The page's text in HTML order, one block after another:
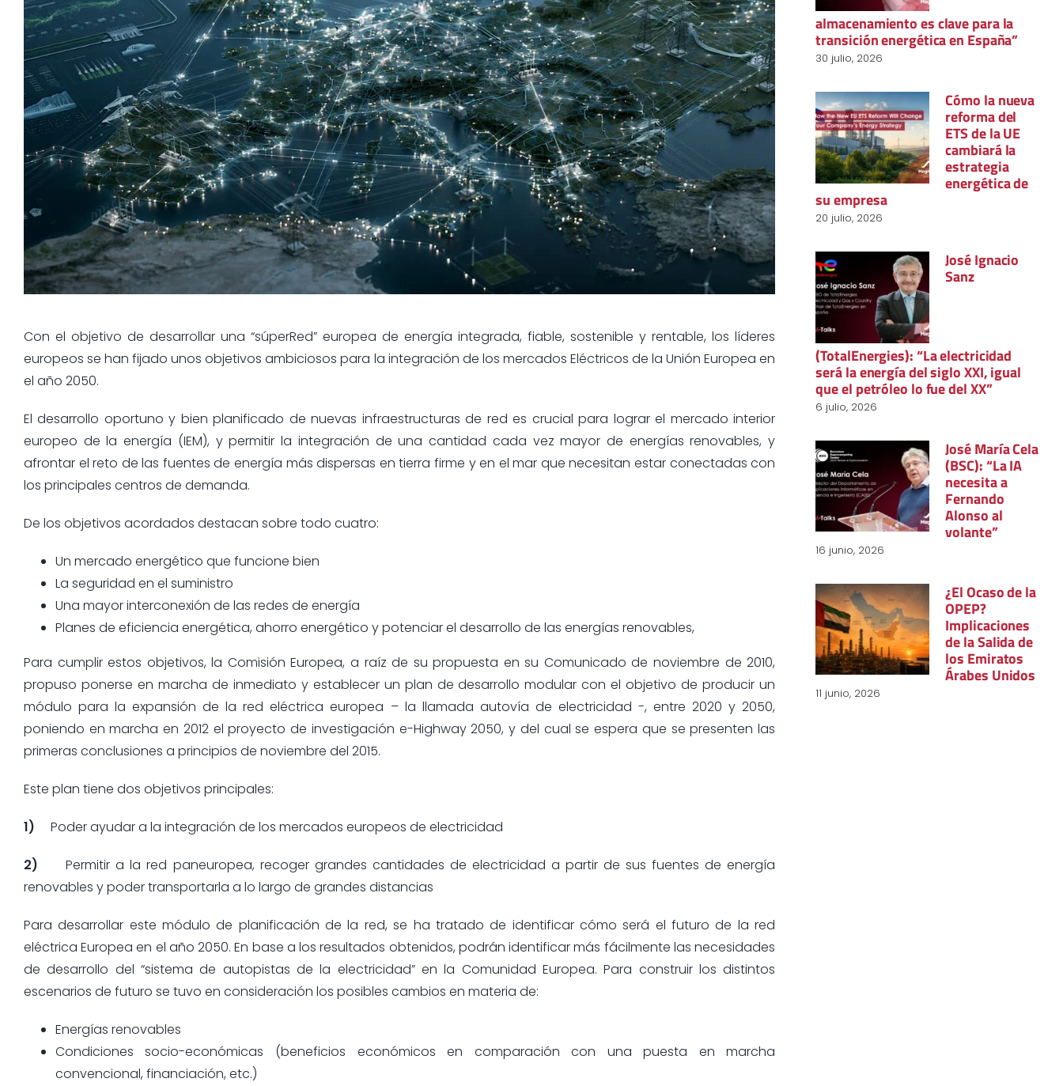
Con el objetivo de desarrollar una “súperRed” europea de energía integrada, fiable, sostenible y rentable, los líderes
europeos se han fijado unos objetivos ambiciosos para la integración de los mercados Eléctricos de la Unión Europea en
el año 2050.
El desarrollo oportuno y bien planificado de nuevas infraestructuras de red es crucial para lograr el mercado interior
europeo de la energía (IEM), y permitir la integración de una cantidad cada vez mayor de energías renovables, y
afrontar el reto de las fuentes de energía más dispersas en tierra firme y en el mar que necesitan estar conectadas con
los principales centros de demanda.
De los objetivos acordados destacan sobre todo cuatro:
Un mercado energético que funcione bien
La seguridad en el suministro
Una mayor interconexión de las redes de energía
Planes de eficiencia energética, ahorro energético y potenciar el desarrollo de las energías renovables,
Para cumplir estos objetivos, la Comisión Europea, a raíz de su propuesta en su Comunicado de noviembre de 2010,
propuso ponerse en marcha de inmediato y establecer un plan de desarrollo modular con el objetivo de producir un
módulo para la expansión de la red eléctrica europea – la llamada autovía de electricidad -, entre 2020 y 2050,
poniendo en marcha en 2012 el proyecto de investigación e-Highway 2050, y del cual se espera que se presenten las
primeras conclusiones a principios de noviembre del 2015.
Este plan tiene dos objetivos principales:
1) Poder ayudar a la integración de los mercados europeos de electricidad
2)Permitir a la red paneuropea, recoger grandes cantidades de electricidad a partir de sus fuentes de energía
renovables y poder transportarla a lo largo de grandes distancias
Para desarrollar este módulo de planificación de la red, se ha tratado de identificar cómo será el futuro de la red
eléctrica Europea en el año 2050. En base a los resultados obtenidos, podrán identificar más fácilmente las necesidades
de desarrollo del “sistema de autopistas de la electricidad” en la Comunidad Europea. Para construir los distintos
escenarios de futuro se tuvo en consideración los posibles cambios en materia de:
Energías renovables
Condiciones socio-económicas (beneficios económicos en comparación con una puesta en marcha
convencional, financiación, etc.)
almacenamiento es clave para la
transición energética en España”
30 julio, 2026
Cómo la nueva
reforma del
ETS de la UE
cambiará la
estrategia
energética de
su empresa
20 julio, 2026
José Ignacio
Sanz
(TotalEnergies): “La electricidad
será la energía del siglo XXI, igual
que el petróleo lo fue del XX”
6 julio, 2026
José María Cela
(BSC): “La IA
necesita a
Fernando
Alonso al
volante”
16 junio, 2026
¿El Ocaso de la
OPEP?
Implicaciones
de la Salida de
los Emiratos
Árabes Unidos
11 junio, 2026